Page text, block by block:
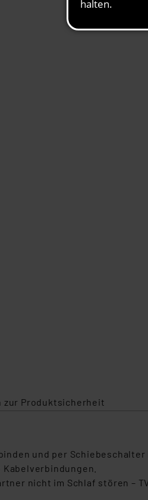
zur Produktsicherheit
und per
nicht im Schlaf stören –